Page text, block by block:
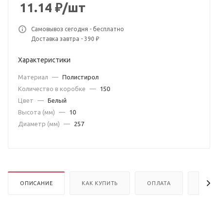
11.14 ₽/шт
Самовывоз сегодня - бесплатно
Доставка завтра - 390 ₽
Характеристики
Материал — Полистирол
Количество в коробке
—
150
Цвет
— Белый
Высота (мм)
—
10
Диаметр (мм)
— 257
ОПИСАНИЕ КАК КУПИТЬ ОПЛАТА